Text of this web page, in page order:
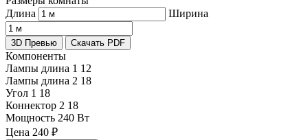
Длина
Ширина
3D Превью Скачать PDF
Компоненты
Лампы длина 1 12
Лампы длина 2 18
Угол 1 18
Коннектор 2 18
Мощность 240 Вт
Цена 240 ₽